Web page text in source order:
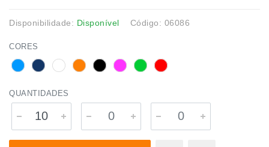
Disponibilidade: Disponível Código: 06086
CORES
QUANTIDADES